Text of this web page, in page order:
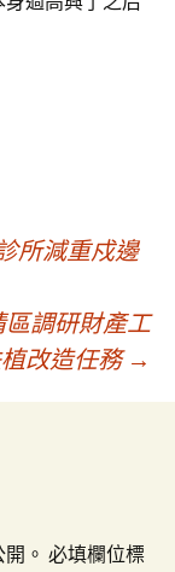
所減重戍邊
調研財產工
改造任務 →
。 必填欄位標